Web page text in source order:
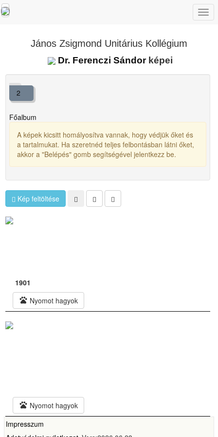
János Zsigmond Unitárius Kollégium
Dr. Ferenczi Sándorképei
2
Főalbum
A képek kicsitt homályosítva vannak, hogy védjük őket és
a tartalmukat. Ha szeretnéd teljes felbontásban látni őket,
akkor a "Belépés" gomb segítségével jelentkezz be.
Kép feltöltése
1901
pets Nyomot hagyok
pets Nyomot hagyok
Impresszum